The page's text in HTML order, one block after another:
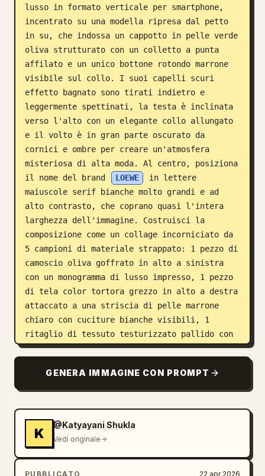
lusso in formato verticale per smartphone,
incentrato su una modella ripresa dal petto
in su, che indossa un cappotto in pelle verde
oliva strutturato con un colletto a punta
affilato e un unico bottone rotondo marrone
visibile sul collo. I suoi capelli scuri
effetto bagnato sono tirati indietro e
leggermente spettinati, la testa è inclinata
verso l'alto con un elegante collo allungato
e il volto è in gran parte oscurato da
cornici e ombre per creare un'atmosfera
misteriosa di alta moda. Al centro, posiziona
il nome del brand
LOEWE
in lettere
maiuscole serif bianche molto grandi e ad
alto contrasto, che coprano quasi l'intera
larghezza dell'immagine. Costruisci la
composizione come un collage incorniciato da
5 campioni di materiale strappato: 1 pezzo di
camoscio oliva goffrato in alto a sinistra
con un monogramma di lusso impresso, 1 pezzo
di tela color tortora grezzo in alto a destra
attaccato a una striscia di pelle marrone
chiaro con cuciture bianche visibili, 1
ritaglio di tessuto testurizzato pallido con
bordi sfrangiati in basso a sinistra, 1 pezzo
destra con un sottile monogramma in rilievo e
1 stretto pannello verticale beige usurato
pannello sinistro, includi sottili steli di
piante desertiche scure con piccole capsule
di semi. Sullo sfondo dietro la modella, usa
un drammatico cielo al tramonto color marrone
GENERA IMMAGINE CON PROMPT
K
@Katyayani Shukla
Vedi originale
PUBBLICATO 22 apr 2026